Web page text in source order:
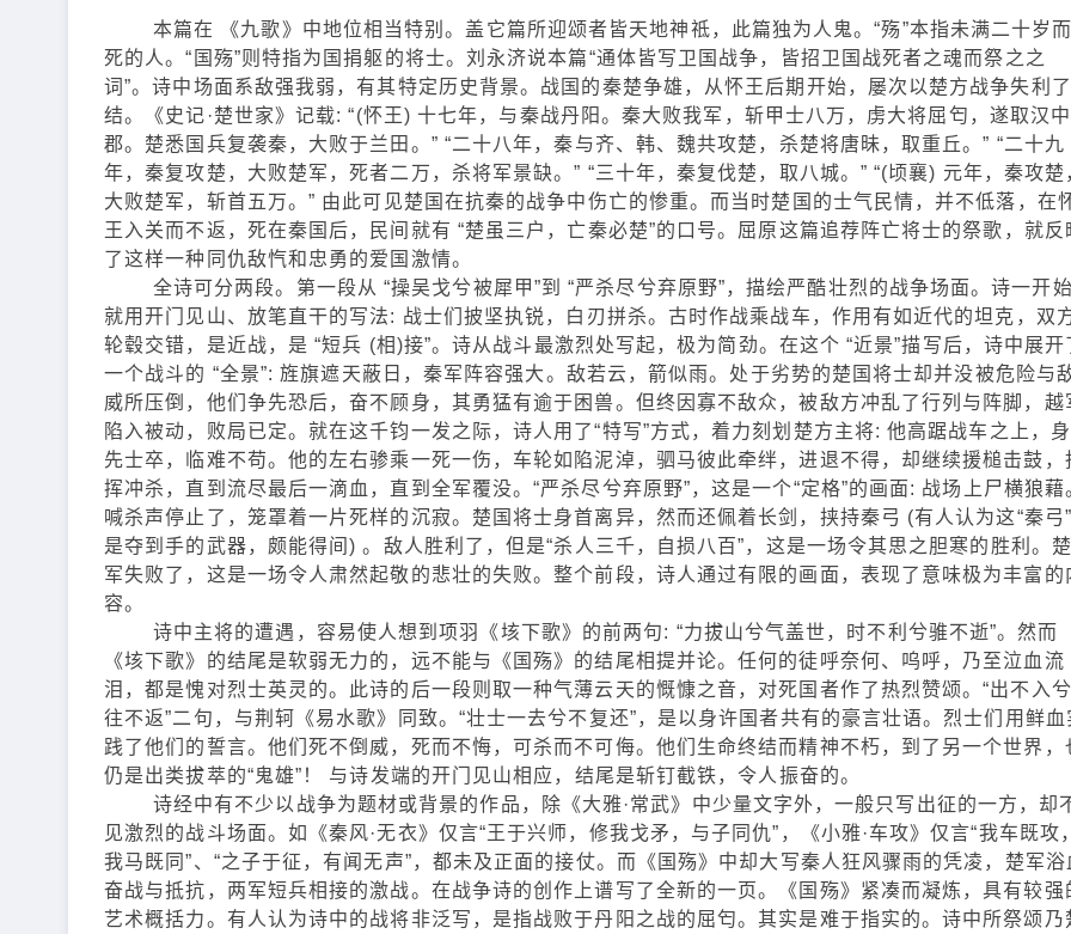
本篇在 《九歌》中地位相当特别。盖它篇所迎颂者皆天地神祗，此篇独为人鬼。“殇”本指未满二十岁而
死的人。“国殇”则特指为国捐躯的将士。刘永济说本篇“通体皆写卫国战争，皆招卫国战死者之魂而祭之之
词”。诗中场面系敌强我弱，有其特定历史背景。战国的秦楚争雄，从怀王后期开始，屡次以楚方战争失利了
结。《史记·楚世家》记载: “(怀王) 十七年，与秦战丹阳。秦大败我军，斩甲士八万，虏大将屈匄，遂取汉中
郡。楚悉国兵复袭秦，大败于兰田。” “二十八年，秦与齐、韩、魏共攻楚，杀楚将唐昧，取重丘。” “二十九
年，秦复攻楚，大败楚军，死者二万，杀将军景缺。” “三十年，秦复伐楚，取八城。” “(顷襄) 元年，秦攻楚
大败楚军，斩首五万。” 由此可见楚国在抗秦的战争中伤亡的惨重。而当时楚国的士气民情，并不低落，在
王入关而不返，死在秦国后，民间就有 “楚虽三户，亡秦必楚”的口号。屈原这篇追荐阵亡将士的祭歌，就反
了这样一种同仇敌忾和忠勇的爱国激情。
全诗可分两段。第一段从 “操吴戈兮被犀甲”到 “严杀尽兮弃原野”，描绘严酷壮烈的战争场面。诗一开始
就用开门见山、放笔直干的写法: 战士们披坚执锐，白刃拼杀。古时作战乘战车，作用有如近代的坦克，双
轮毂交错，是近战，是 “短兵 (相)接”。诗从战斗最激烈处写起，极为简劲。在这个 “近景”描写后，诗中展开
一个战斗的 “全景”: 旌旗遮天蔽日，秦军阵容强大。敌若云，箭似雨。处于劣势的楚国将士却并没被危险与
威所压倒，他们争先恐后，奋不顾身，其勇猛有逾于困兽。但终因寡不敌众，被敌方冲乱了行列与阵脚，越
陷入被动，败局已定。就在这千钧一发之际，诗人用了“特写”方式，着力刻划楚方主将: 他高踞战车之上，身
先士卒，临难不苟。他的左右骖乘一死一伤，车轮如陷泥淖，驷马彼此牵绊，进退不得，却继续援槌击鼓，
挥冲杀，直到流尽最后一滴血，直到全军覆没。“严杀尽兮弃原野”，这是一个“定格”的画面: 战场上尸横狼藉
喊杀声停止了，笼罩着一片死样的沉寂。楚国将士身首离异，然而还佩着长剑，挟持秦弓 (有人认为这“秦弓”
是夺到手的武器，颇能得间) 。敌人胜利了，但是“杀人三千，自损八百”，这是一场令其思之胆寒的胜利。楚
军失败了，这是一场令人肃然起敬的悲壮的失败。整个前段，诗人通过有限的画面，表现了意味极为丰富的
容。
诗中主将的遭遇，容易使人想到项羽《垓下歌》的前两句: “力拔山兮气盖世，时不利兮骓不逝”。然而
《垓下歌》的结尾是软弱无力的，远不能与《国殇》的结尾相提并论。任何的徒呼奈何、呜呼，乃至泣血流
泪，都是愧对烈士英灵的。此诗的后一段则取一种气薄云天的慨慷之音，对死国者作了热烈赞颂。“出不入兮
往不返”二句，与荆轲《易水歌》同致。“壮士一去兮不复还”，是以身许国者共有的豪言壮语。烈士们用鲜血
践了他们的誓言。他们死不倒威，死而不悔，可杀而不可侮。他们生命终结而精神不朽，到了另一个世界，
仍是出类拔萃的“鬼雄”！ 与诗发端的开门见山相应，结尾是斩钉截铁，令人振奋的。
诗经中有不少以战争为题材或背景的作品，除《大雅·常武》中少量文字外，一般只写出征的一方，却
见激烈的战斗场面。如《秦风·无衣》仅言“王于兴师，修我戈矛，与子同仇”，《小雅·车攻》仅言“我车既攻，
我马既同”、“之子于征，有闻无声”，都未及正面的接仗。而《国殇》中却大写秦人狂风骤雨的凭凌，楚军浴
奋战与抵抗，两军短兵相接的激战。在战争诗的创作上谱写了全新的一页。《国殇》紧凑而凝炼，具有较强
艺术概括力。有人认为诗中的战将非泛写，是指战败于丹阳之战的屈匄。其实是难于指实的。诗中所祭颂乃